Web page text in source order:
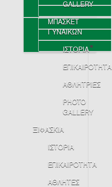
GALLERY
ΜΠΑΣΚΕΤ
ΓΥΝΑΙΚΩΝ
ΙΣΤΟΡΙΑ
ΕΠΙΚΑΙΡΟΤΗΤΑ
ΑΘΛΗΤΡΙΕΣ
PHOTO
GALLERY
ΞΙΦΑΣΚΙΑ
ΙΣΤΟΡΙΑ
ΕΠΙΚΑΙΡΟΤΗΤΑ
ΑΘΛΗΤΕΣ